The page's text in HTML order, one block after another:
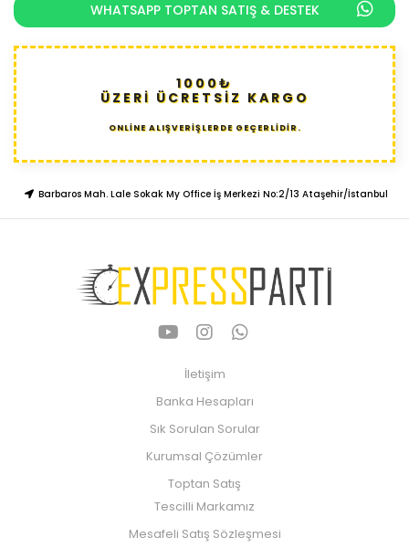
WHATSAPP TOPTAN SATIŞ & DESTEK
1000₺
ÜZERİ ÜCRETSİZ KARGO
ONLİNE ALIŞVERİŞLERDE GEÇERLİDİR.
Barbaros Mah. Lale Sokak My Office İş Merkezi No:2/13 Ataşehir/İstanbul
İletişim
Banka Hesapları
Sık Sorulan Sorular
Kurumsal Çözümler
Toptan Satış
Tescilli Markamız
Mesafeli Satış Sözleşmesi